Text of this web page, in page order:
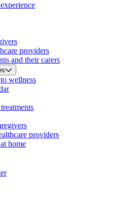
providers
and their carers
wellness
providers
home